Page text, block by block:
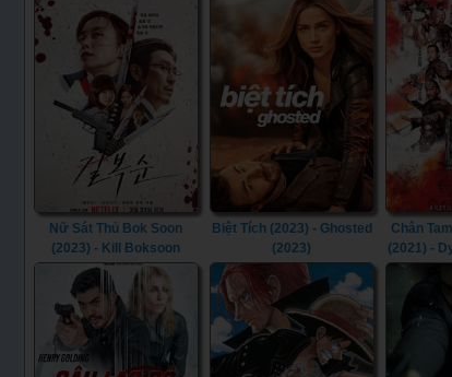
(2023)
Nữ Sát Thủ Bok Soon
(2023) - Kill Boksoon
(2023)
Biệt Tích (2023) - Ghosted
(2023)
Chân
(2021) -